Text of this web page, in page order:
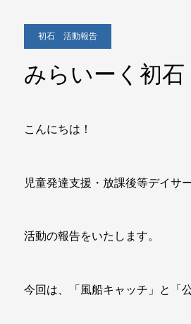
初石 活動報告
みらいーく初
こんにちは！
児童発達支援・放課後等デイサ
活動の報告をいたします。
今回は、「風船キャッチ」と「